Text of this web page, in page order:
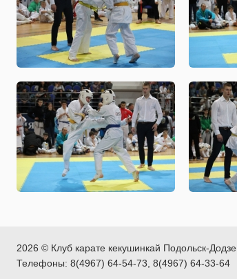
2026 © Клуб карате кекушинкай Подольск-Додзе
Телефоны: 8(4967) 64-54-73, 8(4967) 64-33-64